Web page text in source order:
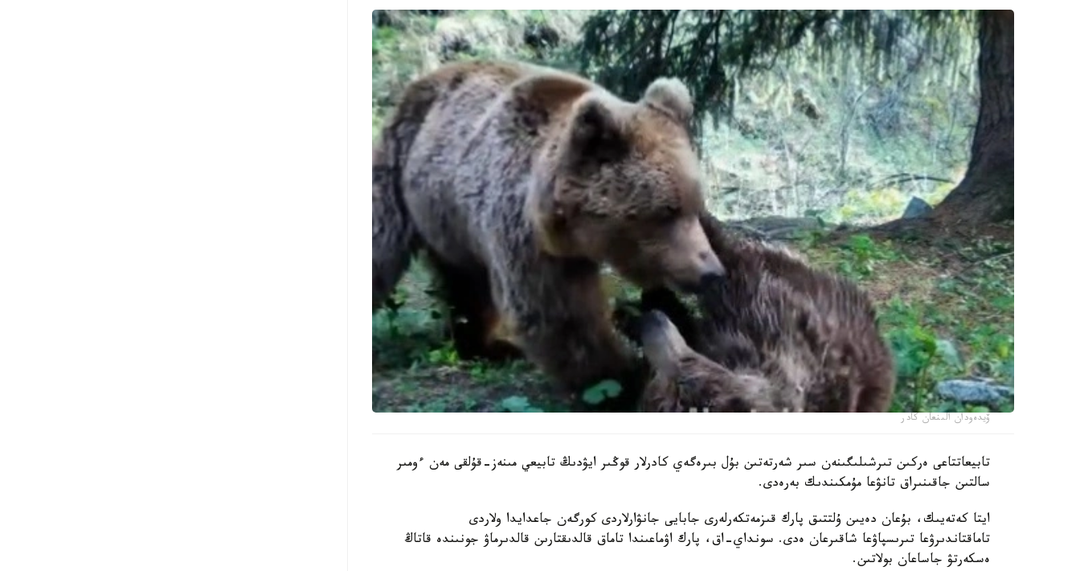
ۆيدەودان الىنعان كادر
تابيعاتتاعى ەركىن تىرشىلىگىنەن سىر شەرتەتىن بۇل بىرەگەي كادرلار قوڭىر ايۋدىڭ تابيعي مىنەز-قۇلقى مەن ءومىر
سالتىن جاقىنىراق تانۋعا مۇمكىندىك بەرەدى.
ايتا كەتەيىك، بۇعان دەيىن ۇلتتىق پارك قىزمەتكەرلەرى جابايى جانۋارلاردى كورگەن جاعدايدا ولاردى
تاماقتاندىرۋعا تىرىسپاۋعا شاقىرعان ەدى. سونداي-اق، پارك اۋماعىندا تاماق قالدىقتارىن قالدىرماۋ جونىندە قاتاڭ
ەسكەرتۋ جاساعان بولاتىن.